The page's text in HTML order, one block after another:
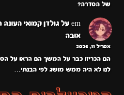
של הסדרה?
em על
אובה
אפריל 11, 2026
הם הכריזו כבר על המשך הם הראו על
לנו לא היה ממש מושג לפי הבנתי…